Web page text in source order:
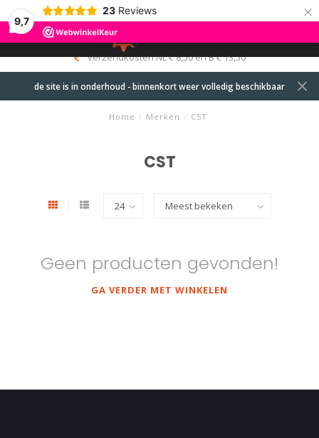
9,7
23 Reviews ×
MENU
0
verzendkosten NL € 8,50 en B € 13,50
de site is in onderhoud - binnenkort weer volledig beschikbaar
Home / Merken / CST
CST
Geen producten gevonden!
GA VERDER MET WINKELEN